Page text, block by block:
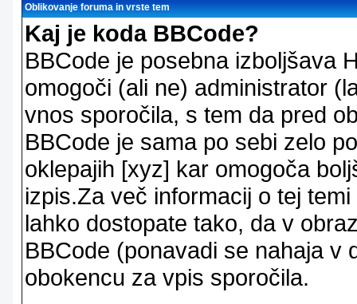
Oblikovanje foruma in vrste tem
Kaj je koda BBCode?
BBCode je posebna izboljšava
omogoči (ali ne) administrator
vnos sporočila, s tem da pred
BBCode je sama po sebi zelo
oklepajih [xyz] kar omogoča
izpis.Za več informacij o tej
lahko dostopate tako, da v
BBCode (ponavadi se nahaja v
obokencu za vpis sporočila.